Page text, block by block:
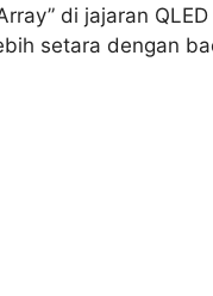
di jajaran
setara dengan